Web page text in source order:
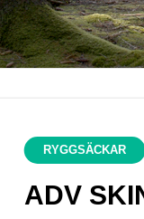
RYGGSÄCKAR
ADV